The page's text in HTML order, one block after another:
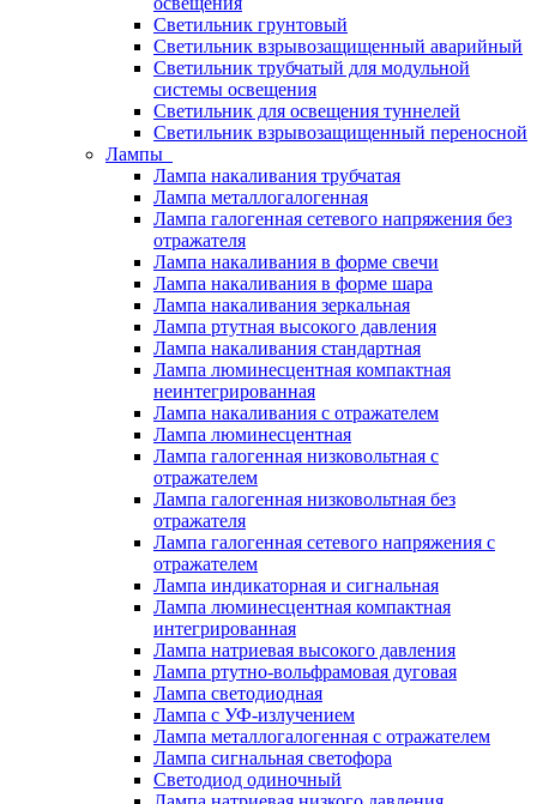
Светильник грунтовый
Светильник взрывозащищенный аварийный
Светильник трубчатый для модульной
системы освещения
Светильник для освещения туннелей
Светильник взрывозащищенный переносной
Лампы
Лампа накаливания трубчатая
Лампа металлогалогенная
Лампа галогенная сетевого напряжения без
отражателя
Лампа накаливания в форме свечи
Лампа накаливания в форме шара
Лампа накаливания зеркальная
Лампа ртутная высокого давления
Лампа накаливания стандартная
Лампа люминесцентная компактная
неинтегрированная
Лампа накаливания с отражателем
Лампа люминесцентная
Лампа галогенная низковольтная с
отражателем
Лампа галогенная низковольтная без
отражателя
Лампа галогенная сетевого напряжения с
отражателем
Лампа индикаторная и сигнальная
Лампа люминесцентная компактная
интегрированная
Лампа натриевая высокого давления
Лампа ртутно-вольфрамовая дуговая
Лампа светодиодная
Лампа с УФ-излучением
Лампа металлогалогенная с отражателем
Лампа сигнальная светофора
Светодиод одиночный